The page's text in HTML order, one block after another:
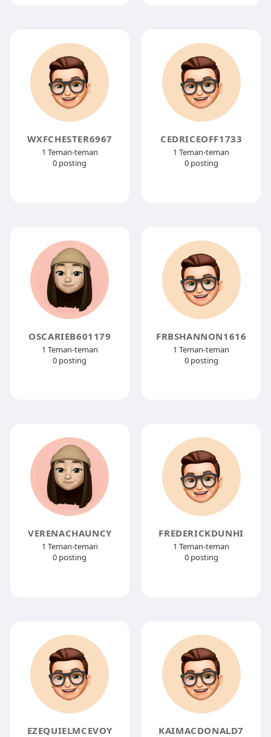
WXFCHESTER6967
1 Teman-teman
0 posting
CEDRICEOFF1733
1 Teman-teman
0 posting
OSCARIEB601179
1 Teman-teman
0 posting
FRBSHANNON1616
1 Teman-teman
0 posting
VERENACHAUNCY
1 Teman-teman
0 posting
FREDERICKDUNHI
1 Teman-teman
0 posting
EZEQUIELMCEVOY KAIMACDONALD7